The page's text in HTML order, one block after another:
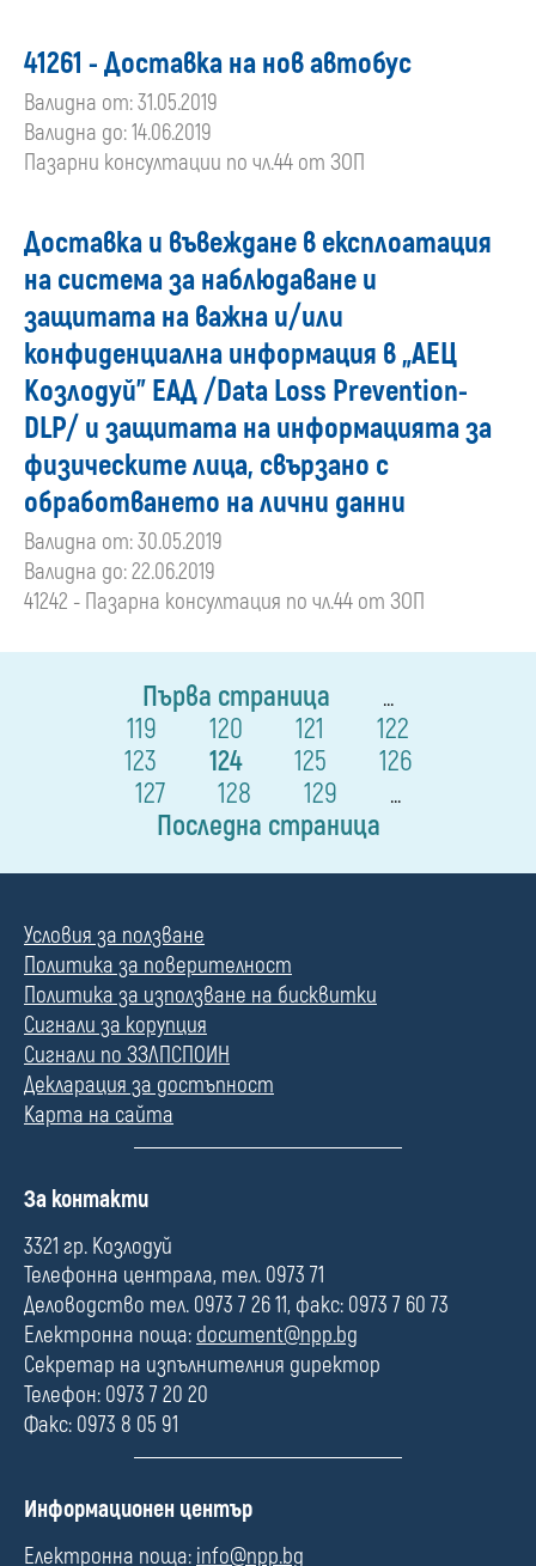
41261 - Доставка на нов автобус
Валидна от: 31.05.2019
Валидна до: 14.06.2019
Пазарни консултации по чл.44 от ЗОП
Доставка и въвеждане в експлоатация
на система за наблюдаване и
защитата на важна и/или
конфиденциална информация в „АЕЦ
Козлодуй” ЕАД /Data Loss Prevention-
DLP/ и защитата на информацията за
физическите лица, свързано с
обработването на лични данни
Валидна от: 30.05.2019
Валидна до: 22.06.2019
41242 - Пазарна консултация по чл.44 от ЗОП
Първа страница ...
119 120 121
122
123
124 125
126
127
128 129 ...
Последна страница
Условия за ползване
Политика за поверителност
Политика за използване на бисквитки
Сигнали за корупция
Сигнали по ЗЗЛПСПОИН
Декларация за достъпност
Карта на сайта
П
л
е
За контакти
3321 гр. Козлодуй
Телефонна централа, тел. 0973 71
Деловодство тел. 0973 7 26 11, факс: 0973 7 60 73
Електронна поща: document@npp.bg
Секретар на изпълнителния директор
Телефон: 0973 7 20 20
Факс: 0973 8 05 91
П
л
Информационен център
Електронна поща: info@npp.bg